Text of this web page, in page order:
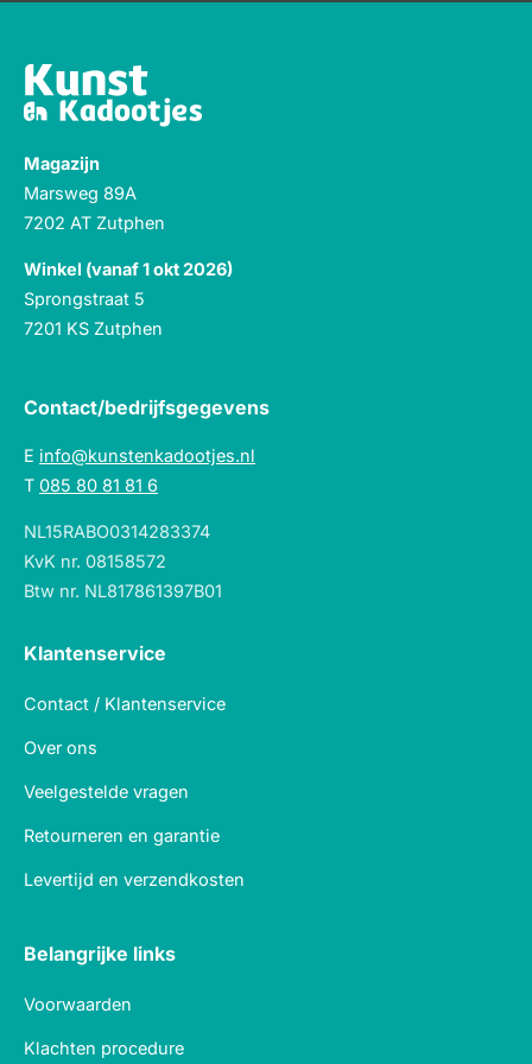
Magazijn
Marsweg 89A
7202 AT Zutphen
Winkel (vanaf 1 okt 2026)
Sprongstraat 5
7201 KS Zutphen
Contact/bedrijfsgegevens
E info@kunstenkadootjes.nl
T 085 80 81 81 6
NL15RABO0314283374
KvK nr. 08158572
Btw nr. NL817861397B01
Klantenservice
Contact / Klantenservice
Over ons
Veelgestelde vragen
Retourneren en garantie
Levertijd en verzendkosten
Belangrijke links
Voorwaarden
Klachten procedure